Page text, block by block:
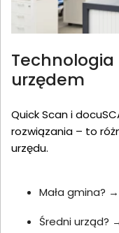
urzędem
Quick Scan i
rozwiązania – to
urzędu.
Mała gmina? →
Średni urząd?